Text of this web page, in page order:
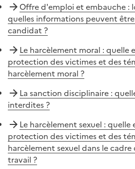
Offre d'emploi et embauche :
quelles informations peuvent
candidat ?
Le harcèlement moral : quelle
protection des victimes et des
harcèlement moral ?
La sanction disciplinaire :
interdites ?
Le harcèlement sexuel : quelle
protection des victimes et des
harcèlement sexuel dans le
travail ?